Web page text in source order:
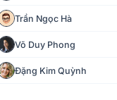
Trần Ngọc Hà
Võ Duy Phong
Đặng Kim Quỳnh